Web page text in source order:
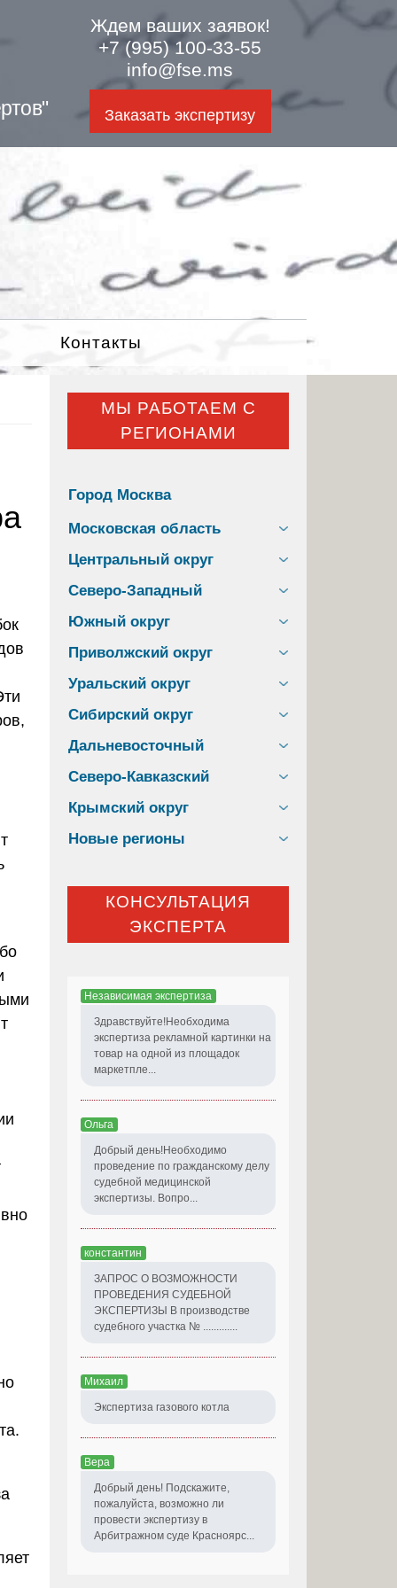
Ждем ваших заявок!
+7 (995) 100-33-55
info@fse.ms
Заказать экспертизу
Контакты
МЫ РАБОТАЕМ С
РЕГИОНАМИ
Город Москва
Московская область
Центральный округ
Северо-Западный
Южный округ
Приволжский округ
Уральский округ
Сибирский округ
Дальневосточный
Северо-Кавказский
Крымский округ
Новые регионы
КОНСУЛЬТАЦИЯ
ЭКСПЕРТА
Независимая экспертиза
Здравствуйте!Необходима
экспертиза рекламной картинки на
товар на одной из площадок
маркетпле...
Ольга
Добрый день!Необходимо
проведение по гражданскому делу
судебной медицинской
экспертизы. Вопро...
константин
ЗАПРОС О ВОЗМОЖНОСТИ
ПРОВЕДЕНИЯ СУДЕБНОЙ
ЭКСПЕРТИЗЫ В производстве
судебного участка № .............
Михаил
Экспертиза газового котла
Вера
Добрый день! Подскажите,
пожалуйста, возможно ли
провести экспертизу в
Арбитражном суде Красноярс...